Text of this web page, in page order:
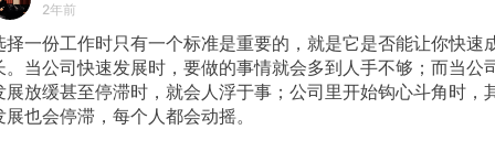
2年前
择一份工作时只有一个标准是重要的，就是它是否能让你快速
。当公司快速发展时，要做的事情就会多到人手不够；而当公
展放缓甚至停滞时，就会人浮于事；公司里开始钩心斗角时，
展也会停滞，每个人都会动摇。